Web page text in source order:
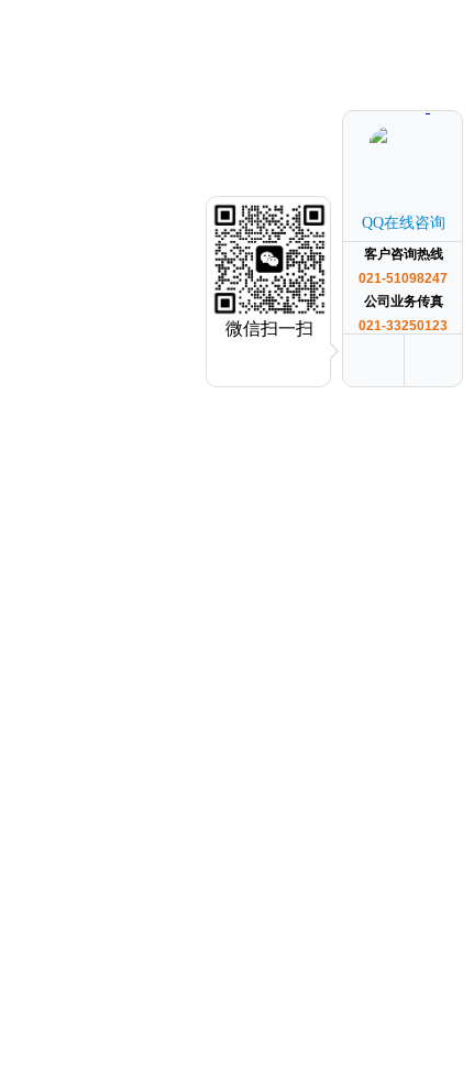
QQ在线咨询
客户咨询热线
021-51098247
公司业务传真
021-33250123
微信扫一扫